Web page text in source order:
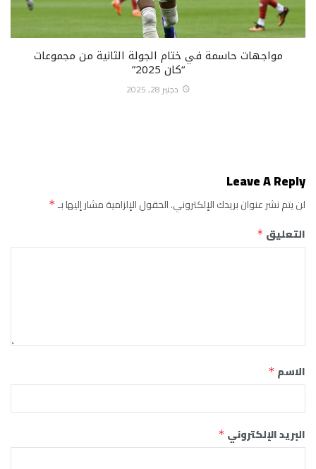
مواجهات حاسمة في ختام الجولة الثانية من مجموعات
“كان 2025”
دجنبر 28, 2025
Leave A Reply
لن يتم نشر عنوان بريدك الإلكتروني.الحقول الإلزامية مشار إليها بـ*
التعليق *
الاسم *
البريد الإلكتروني *